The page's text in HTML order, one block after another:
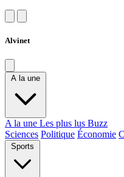
Alvinet
A la une
A la une Les plus lus Buzz
Sciences Politique Économie
Sports